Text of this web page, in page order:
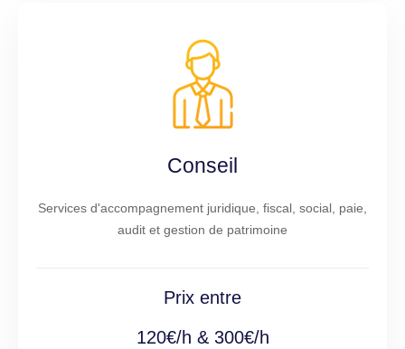
Conseil
Services d'accompagnement juridique, fiscal, social, paie,
audit et gestion de patrimoine
Prix entre
120€/h & 300€/h